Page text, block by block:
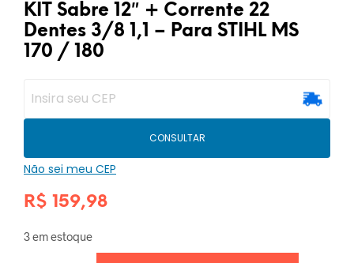
KIT Sabre 12″ + Corrente 22
Dentes 3/8 1,1 – Para STIHL MS
170 / 180
CONSULTAR
Não sei meu CEP
R$ 159,98
3 em estoque